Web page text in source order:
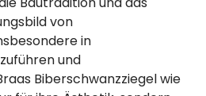
von
in
und
Biberschwanzziegel wie